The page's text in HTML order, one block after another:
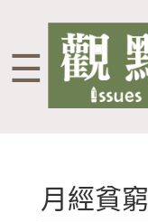
☰
月經貧窮